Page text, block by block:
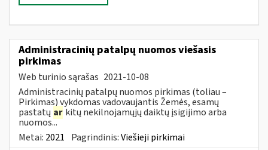
Administracinių patalpų nuomos viešasis
pirkimas
Web turinio sąrašas 2021-10-08
Administracinių patalpų nuomos pirkimas (toliau –
Pirkimas) vykdomas vadovaujantis Žemės, esamų
pastatų ar kitų nekilnojamųjų daiktų įsigijimo arba
nuomos...
Metai: 2021 Pagrindinis:Viešieji pirkimai